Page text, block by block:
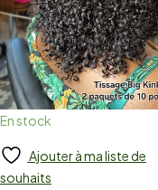
En stock
Add to cart
Ajouter à ma liste de
souhaits